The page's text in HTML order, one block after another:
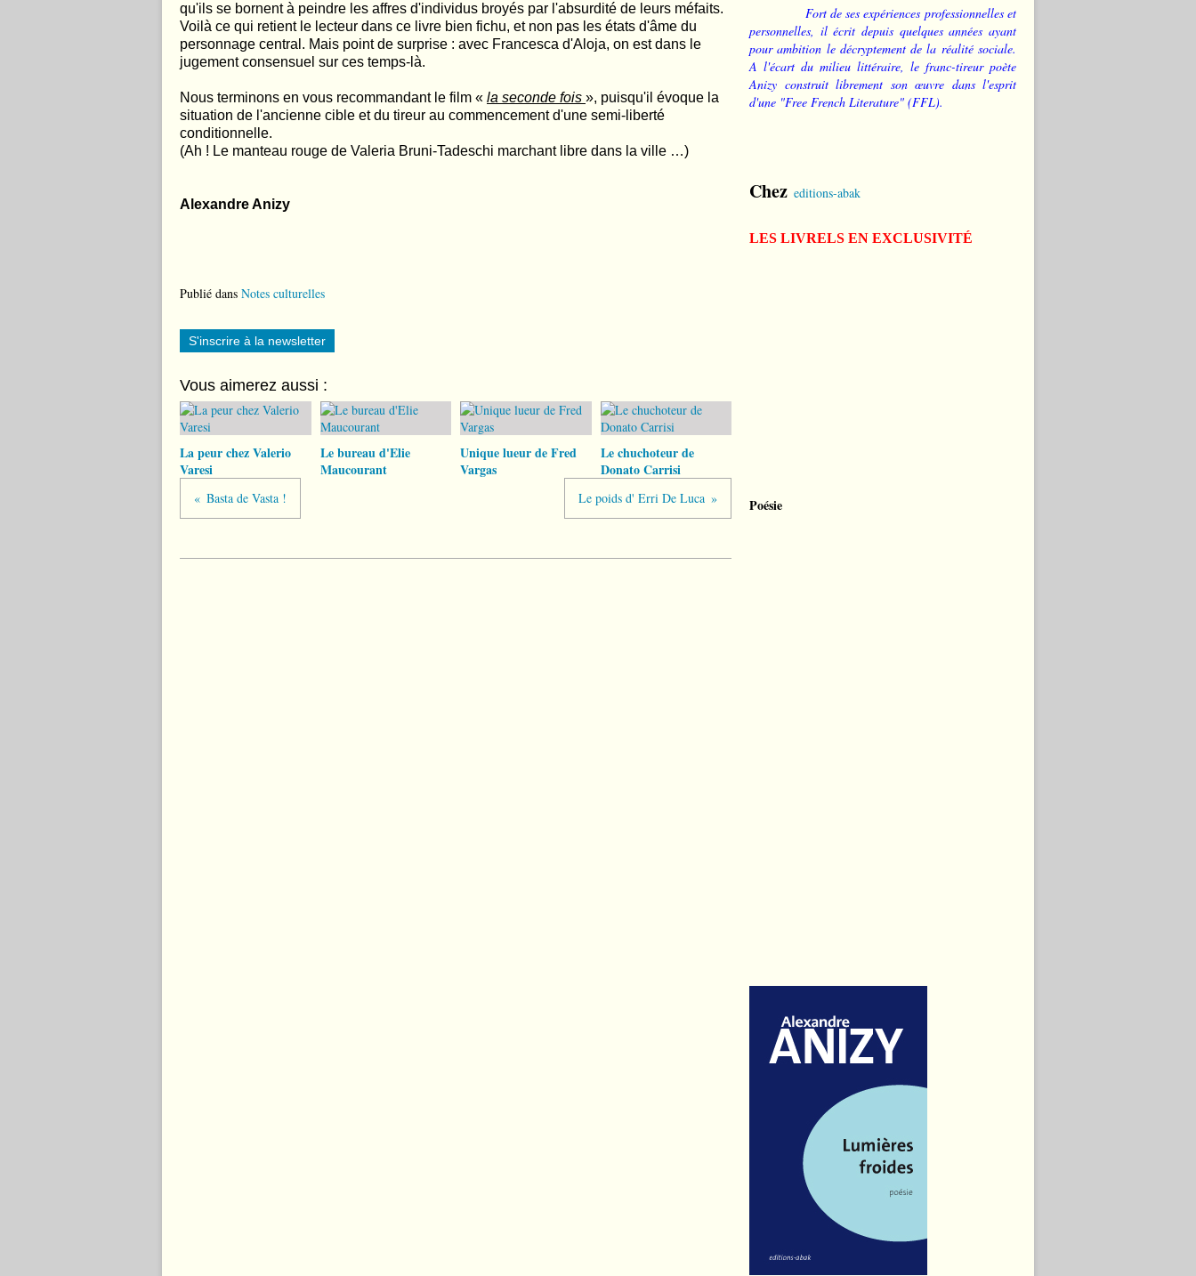
qu'ils se bornent à peindre les affres d'individus broyés par l'absurdité de leurs méfaits.
Voilà ce qui retient le lecteur dans ce livre bien fichu, et non pas les états d'âme du
personnage central. Mais point de surprise : avec Francesca d'Aloja, on est dans le
jugement consensuel sur ces temps-là.
Nous terminons en vous recommandant le film « la seconde fois », puisqu'il évoque la
situation de l'ancienne cible et du tireur au commencement d'une semi-liberté
conditionnelle.
(Ah ! Le manteau rouge de Valeria Bruni-Tadeschi marchant libre dans la ville …)
Alexandre Anizy
Publié dans Notes culturelles
S'inscrire à la newsletter
Vous aimerez aussi :
La peur chez Valerio
Varesi
Le bureau d'Elie
Maucourant
Unique lueur de Fred
Vargas
Le chuchoteur de
Donato Carrisi
Basta de Vasta ! Le poids d' Erri De Luca
Fort de ses expériences professionnelles et
personnelles, il écrit depuis quelques années ayant
pour ambition le décryptement de la réalité sociale.
A l'écart du milieu littéraire, le franc-tireur poète
Anizy construit librement son œuvre dans l'esprit
d'une "Free French Literature" (FFL).
Chez editions-abak
LES LIVRELS EN EXCLUSIVITÉ
Poésie